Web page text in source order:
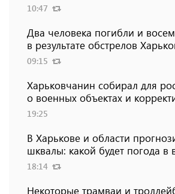
10:47
Два человека погибли и
в результате обстрелов
09:15
Харьковчанин собирал для
о военных объектах и
19:25
В Харькове и области
шквалы: какой будет погода в
18:14
Некоторые трамваи и